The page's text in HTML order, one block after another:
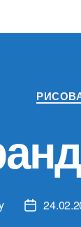
Дата